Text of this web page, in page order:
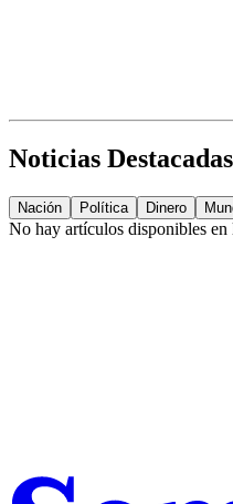
Noticias Destacadas
Nación Política Dinero
No hay artículos disponibles en